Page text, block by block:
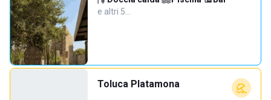
e altri 5…
Toluca Platamona